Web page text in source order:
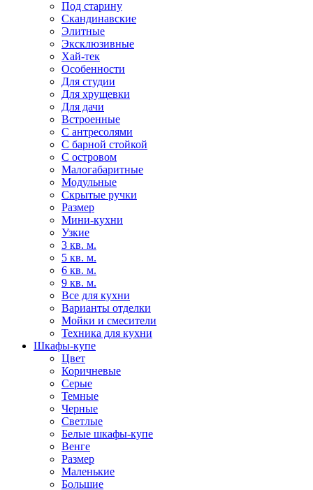
Под старину
Скандинавские
Элитные
Эксклюзивные
Хай-тек
Особенности
Для студии
Для хрущевки
Для дачи
Встроенные
С антресолями
С барной стойкой
С островом
Малогабаритные
Модульные
Скрытые ручки
Размер
Мини-кухни
Узкие
3 кв. м.
5 кв. м.
6 кв. м.
9 кв. м.
Все для кухни
Варианты отделки
Мойки и смесители
Техника для кухни
Шкафы-купе
Цвет
Коричневые
Серые
Темные
Черные
Светлые
Белые шкафы-купе
Венге
Размер
Маленькие
Большие